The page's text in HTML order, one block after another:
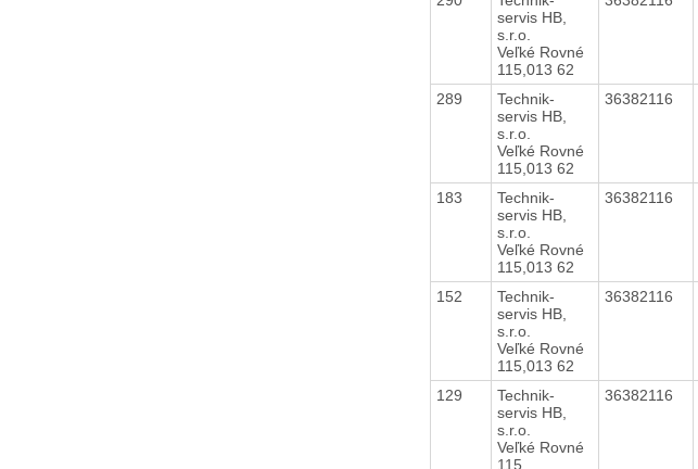
servis HB,
s.r.o.
Veľké Rovné
115,013 62
289
Technik-
servis HB,
s.r.o.
Veľké Rovné
115,013 62
36382116
183
Technik-
servis HB,
s.r.o.
Veľké Rovné
115,013 62
36382116
152
Technik-
servis HB,
s.r.o.
Veľké Rovné
115,013 62
36382116
129
Technik-
servis HB,
s.r.o.
Veľké Rovné
115
36382116